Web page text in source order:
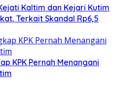
Kaltim dan Kejari Kutim
Terkait Skandal Rp6,5
KPK Pernah Menangani